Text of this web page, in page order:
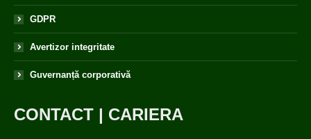
GDPR
Avertizor integritate
Guvernanță corporativă
CONTACT | CARIERA